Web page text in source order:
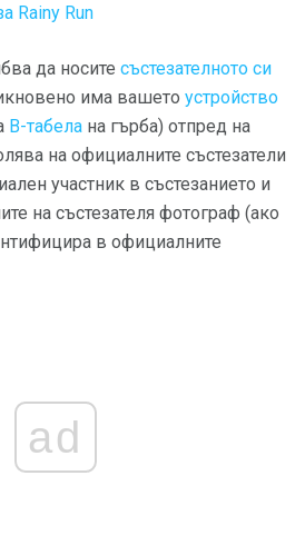
Rainy Run
да носите състезателното си
има вашето устройство
B-табела на гърба) отпред на
на официалните състезатели
участник в състезанието и
на състезателя фотограф (ако
в официалните
ad